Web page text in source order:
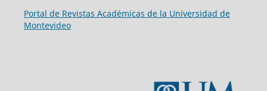
Portal de Revistas Académicas de la Universidad de
Montevideo